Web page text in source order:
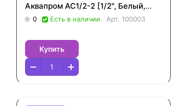
Аквапром AC1/2-2 [1/2", Белый,
100003]
0 Есть в наличии Арт. 100003
Купить